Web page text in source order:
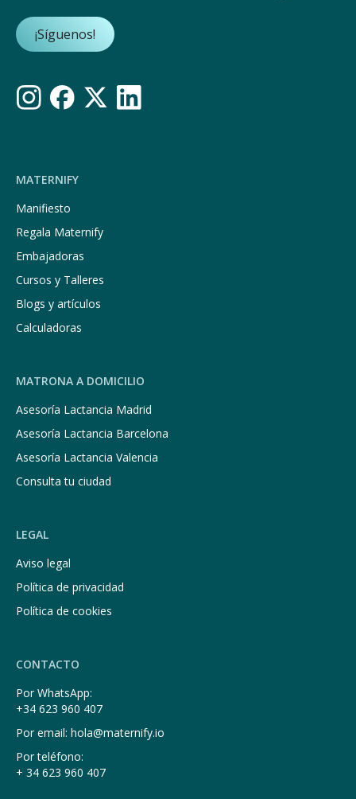
¡Síguenos!
MATERNIFY
Manifiesto
Regala Maternify
Embajadoras
Cursos y Talleres
Blogs y artículos
Calculadoras
MATRONA A DOMICILIO
Asesoría Lactancia Madrid
Asesoría Lactancia Barcelona
Asesoría Lactancia Valencia
Consulta tu ciudad
LEGAL
Aviso legal
Política de privacidad
Política de cookies
CONTACTO
Por WhatsApp:
+34 623 960 407
Por email: hola@maternify.io
Por teléfono:
+ 34 623 960 407